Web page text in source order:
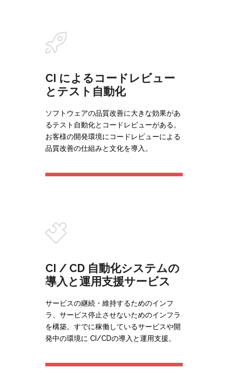
CI によるコードレビュー
とテスト自動化
ソフトウェアの品質改善に大きな効果があ
るテスト自動化とコードレビューがある。
お客様の開発環境にコードレビューによる
品質改善の仕組みと文化を導入。
CI / CD 自動化システムの
導入と運用支援サービス
サービスの継続・維持するためのインフ
ラ、サービス停止させないためのインフラ
を構築。すでに稼働しているサービスや開
発中の環境に CI/CDの導入と運用支援。